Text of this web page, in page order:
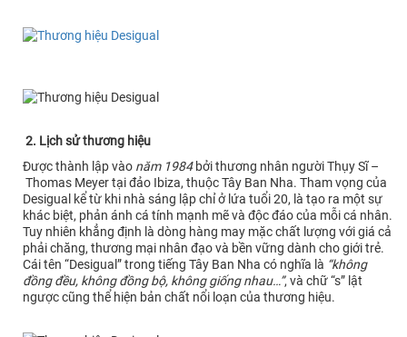
2. Lịch sử thương hiệu
Được thành lập vào năm 1984bởi thương nhân người Thụy Sĩ –
Thomas Meyer tại đảo Ibiza, thuộc Tây Ban Nha. Tham vọng của
Desigual kể từ khi nhà sáng lập chỉ ở lứa tuổi 20, là tạo ra một sự
khác biệt, phản ánh cá tính mạnh mẽ và độc đáo của mỗi cá nhân.
Tuy nhiên khẳng định là dòng hàng may mặc chất lượng với giá cả
phải chăng, thương mại nhân đạo và bền vững dành cho giới trẻ.
Cái tên “Desigual” trong tiếng Tây Ban Nha có nghĩa là “không
đồng đều, không đồng bộ, không giống nhau…”, và chữ “s” lật
ngược cũng thể hiện bản chất nổi loạn của thương hiệu.